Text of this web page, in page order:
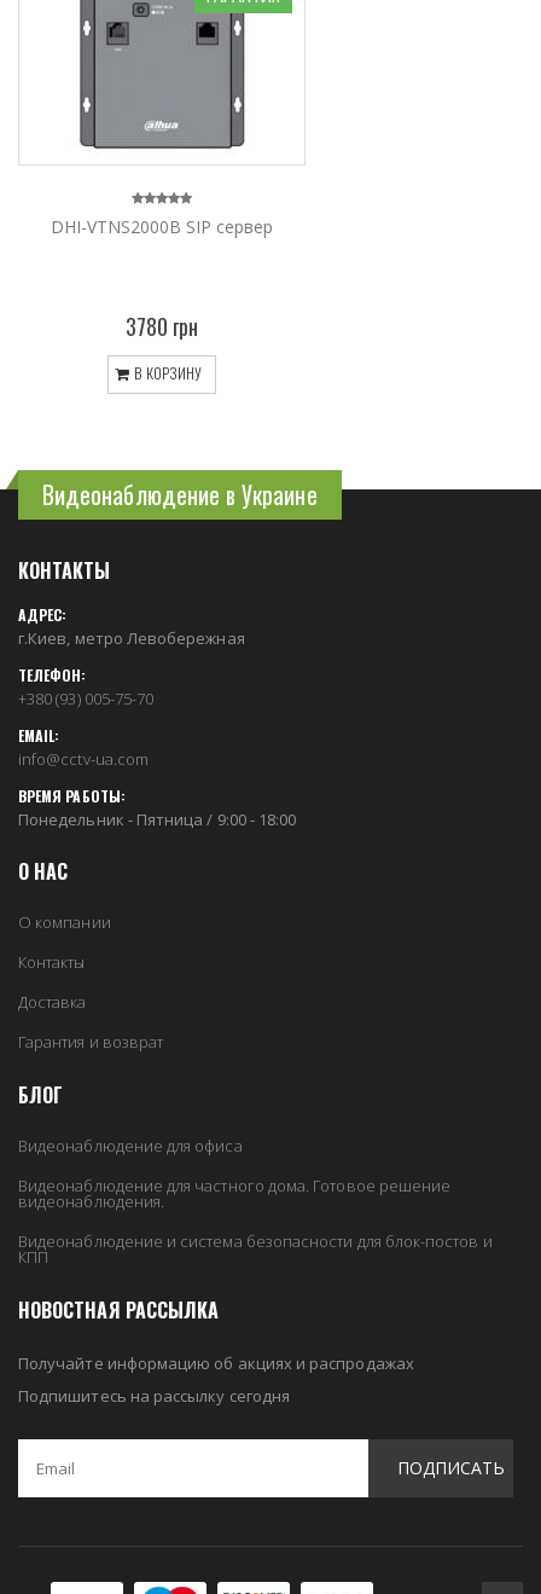
DHI-VTNS2000B SIP сервер
3780 грн
В КОРЗИНУ
Видеонаблюдение в Украине
КОНТАКТЫ
АДРЕС:
г.Киев, метро Левобережная
ТЕЛЕФОН:
+380 (93) 005-75-70
EMAIL:
info@cctv-ua.com
ВРЕМЯ РАБОТЫ:
Понедельник - Пятница / 9:00 - 18:00
О НАС
О компании
Контакты
Доставка
Гарантия и возврат
БЛОГ
Видеонаблюдение для офиса
Видеонаблюдение для частного дома. Готовое решение
видеонаблюдения.
Видеонаблюдение и система безопасности для блок-постов и
КПП
НОВОСТНАЯ РАССЫЛКА
Получайте информацию об акциях и распродажах
Подпишитесь на рассылку сегодня
ПОДПИСАТЬ